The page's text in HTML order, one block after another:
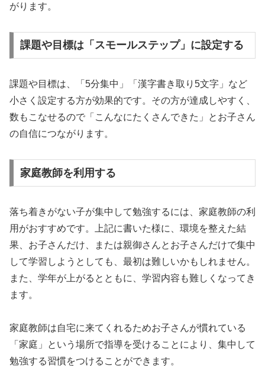
がります。
課題や目標は「スモールステップ」に設定する
課題や目標は、「5分集中」「漢字書き取り5文字」など
小さく設定する方が効果的です。その方が達成しやすく、
数もこなせるので「こんなにたくさんできた」とお子さん
の自信につながります。
家庭教師を利用する
落ち着きがない子が集中して勉強するには、家庭教師の利
用がおすすめです。上記に書いた様に、環境を整えた結
果、お子さんだけ、または親御さんとお子さんだけで集中
して学習しようとしても、最初は難しいかもしれません。
また、学年が上がるとともに、学習内容も難しくなってき
ます。
家庭教師は自宅に来てくれるためお子さんが慣れている
「家庭」という場所で指導を受けることにより、集中して
勉強する習慣をつけることができます。